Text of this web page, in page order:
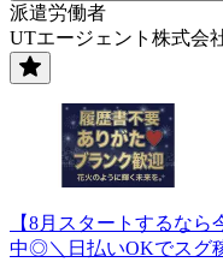
派遣労働者
UTエージェント株式会
【8月スタートするな
中◎＼日払いOKでスグ